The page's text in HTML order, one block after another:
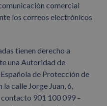
comercial
los correos electrónicos
tienen derecho a
una Autoridad de
de Protección de
calle Jorge Juan, 6,
901 100 099 –